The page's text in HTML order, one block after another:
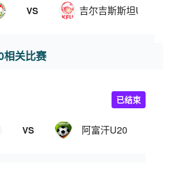
VS 吉尔吉斯斯坦U20
相关比赛
VS 阿富汗U20
已结束